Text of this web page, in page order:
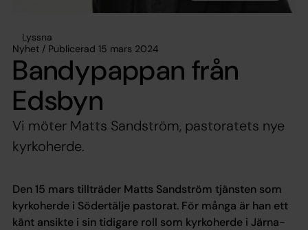
Lyssna
Nyhet / Publicerad 15 mars 2024
Bandypappan från
Edsbyn
Vi möter Matts Sandström, pastoratets nye
kyrkoherde.
Den 15 mars tillträder Matts Sandström tjänsten som
kyrkoherde i Södertälje pastorat. För många är han ett
känt ansikte i sin tidigare roll som kyrkoherde i Järna-